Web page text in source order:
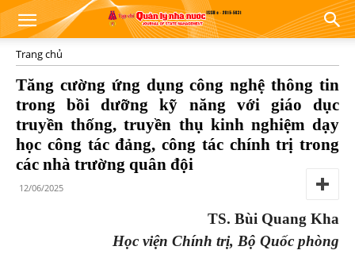
Trang chủ
Tăng cường ứng dụng công nghệ thông tin
trong bồi dưỡng kỹ năng với giáo dục
truyền thống, truyền thụ kinh nghiệm dạy
học công tác đảng, công tác chính trị trong
các nhà trường quân đội
12/06/2025
TS. Bùi Quang Kha
Học viện Chính trị, Bộ Quốc phòng